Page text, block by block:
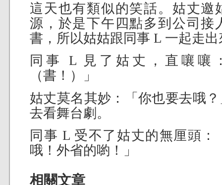
這天也有類似的笑話。姑丈邀
源，於是下午四點多到公司接
書，所以姑姑跟同事 L 一起走出
同事 L 見了姑丈，直嚷嚷
（書！）」
姑丈莫名其妙：「你也要去哦
去看舞台劇。
同事 L 受不了姑丈的無厘頭
哦！外省的喲！」
相關文章